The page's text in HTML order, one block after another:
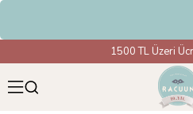
1500 TL Üzeri